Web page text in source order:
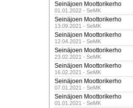
Seinäjoen Moottorikerho
01.01.2022 - SeMK
Seinäjoen Moottorikerho
13.09.2021 - SeMK
Seinäjoen Moottorikerho
12.04.2021 - SeMK
Seinäjoen Moottorikerho
23.02.2021 - SeMK
Seinäjoen Moottorikerho
16.02.2021 - SeMK
Seinäjoen Moottorikerho
07.01.2021 - SeMK
Seinäjoen Moottorikerho
01.01.2021 - SeMK